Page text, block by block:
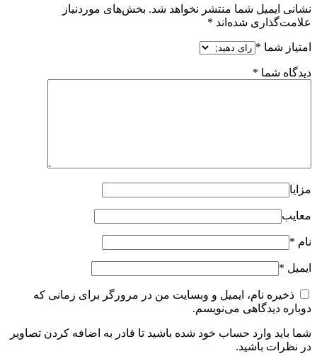
نشانی ایمیل شما منتشر نخواهد شد. بخش‌های موردنیاز
علامت‌گذاری شده‌اند *
امتیاز شما *
دیدگاه شما *
مزایا
معایب
نام *
ایمیل *
ذخیره نام، ایمیل و وبسایت من در مرورگر برای زمانی که
دوباره دیدگاهی می‌نویسم.
شما باید وارد حساب خود شده باشید تا قادر به اضافه کردن تصاویر
در نظرات باشید.